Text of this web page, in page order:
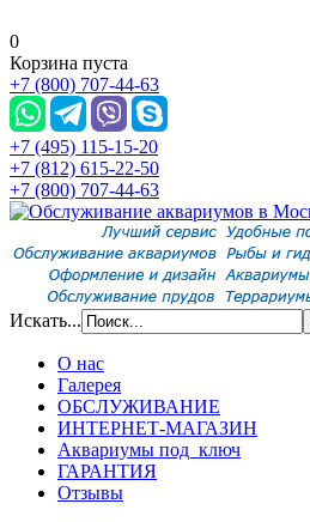
0
Корзина пуста
+7 (800) 707-44-63
+7 (495) 115-15-20
+7 (812) 615-22-50
+7 (800) 707-44-63
Искать...
О нас
Галерея
ОБСЛУЖИВАНИЕ
ИНТЕРНЕТ-МАГАЗИН
Аквариумы под ключ
ГАРАНТИЯ
Отзывы